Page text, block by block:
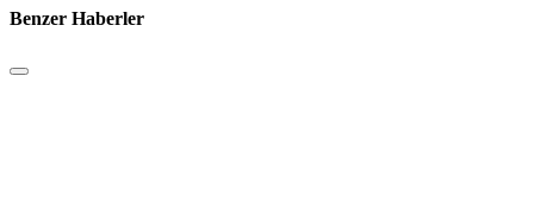
Benzer Haberler